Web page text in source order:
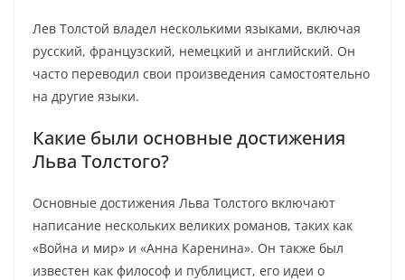
Лев Толстой владел несколькими языками, включая
русский, французский, немецкий и английский. Он
часто переводил свои произведения самостоятельно
на другие языки.
Какие были основные достижения
Льва Толстого?
Основные достижения Льва Толстого включают
написание нескольких великих романов, таких как
«Война и мир» и «Анна Каренина». Он также был
известен как философ и публицист, его идеи о